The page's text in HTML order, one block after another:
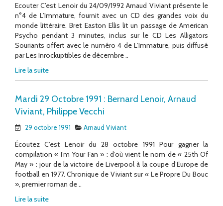
Ecouter C’est Lenoir du 24/09/1992 Arnaud Viviant présente le
n°4 de L’Immature, fournit avec un CD des grandes voix du
monde littéraire. Bret Easton Ellis lit un passage de American
Psycho pendant 3 minutes, inclus sur le CD Les Alligators
Souriants offert avec le numéro 4 de L’Immature, puis diffusé
par Les Inrockuptibles de décembre ..
Lire la suite
Mardi 29 Octobre 1991 : Bernard Lenoir, Arnaud
Viviant, Philippe Vecchi
29 octobre 1991 Arnaud Viviant
Écoutez C’est Lenoir du 28 octobre 1991 Pour gagner la
compilation « I’m Your Fan » : d’où vient le nom de « 25th Of
May » : jour de la victoire de Liverpool à la coupe d’Europe de
football en 1977. Chronique de Viviant sur « Le Propre Du Bouc
», premier roman de ..
Lire la suite